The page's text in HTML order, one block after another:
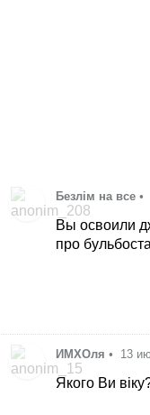
Безлім на все •
Вы освоили
про
ИМХОля • 13
Якого Ви